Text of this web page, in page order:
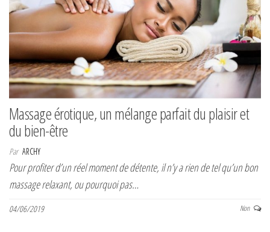
Massage érotique, un mélange parfait du plaisir et
du bien-être
Par ARCHY
Pour profiter d’un réel moment de détente, il n’y a rien de tel qu’un bon
massage relaxant, ou pourquoi pas…
04/06/2019 Non